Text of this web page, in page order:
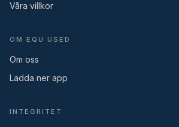
Våra villkor
OM EQU USED
Om oss
Ladda ner app
INTEGRITET